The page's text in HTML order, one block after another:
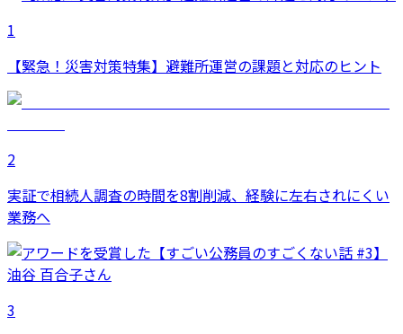
1
【緊急！災害対策特集】避難所運営の課題と対応のヒント
2
実証で相続人調査の時間を8割削減、経験に左右されにくい
業務へ
3